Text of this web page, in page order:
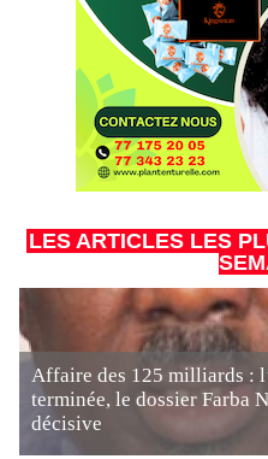
LES ARTICLES LES
Affaire des 125 milliards :
terminée, le dossier Farba
décisive